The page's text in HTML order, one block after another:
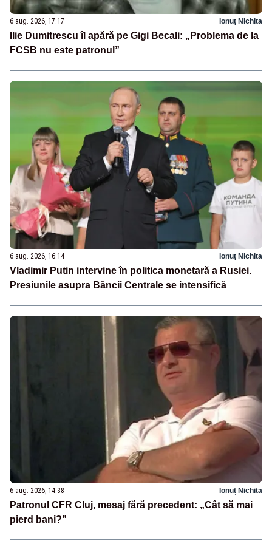
6 aug. 2026, 17:17 Ionuț Nichita
Ilie Dumitrescu îl apără pe Gigi Becali: „Problema de la
FCSB nu este patronul”
6 aug. 2026, 16:14 Ionuț Nichita
Vladimir Putin intervine în politica monetară a Rusiei.
Presiunile asupra Băncii Centrale se intensifică
6 aug. 2026, 14:38 Ionuț Nichita
Patronul CFR Cluj, mesaj fără precedent: „Cât să mai
pierd bani?”